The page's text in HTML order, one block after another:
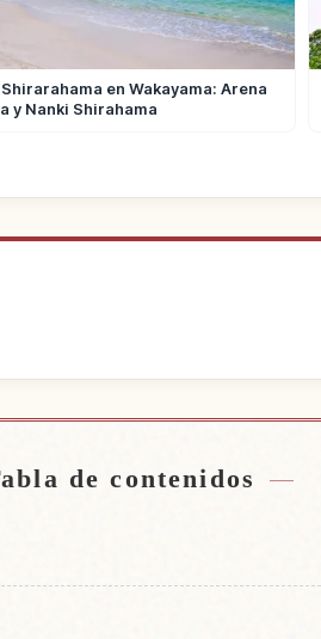
Shirarahama en Wakayama: Arena
y Nanki Shirahama
de contenidos